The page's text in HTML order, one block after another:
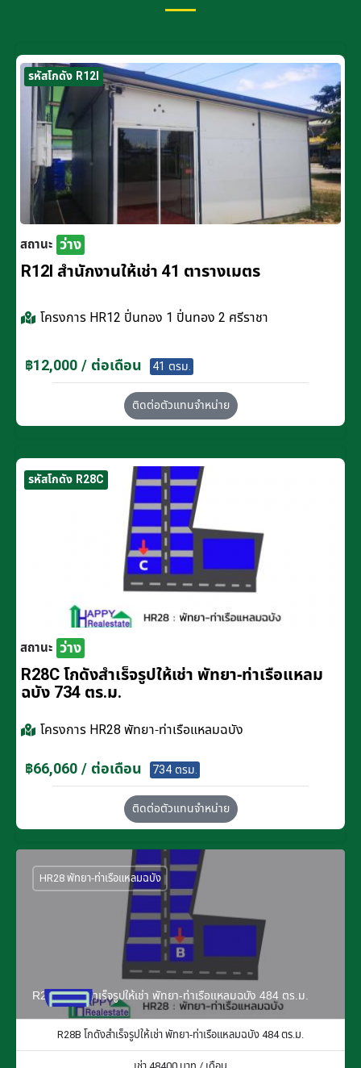
รหัสโกดัง R12I
สถานะ ว่าง
R12I สำนักงานให้เช่า 41 ตารางเมตร
โครงการ HR12 ปิ่นทอง 1 ปิ่นทอง 2 ศรีราชา
฿12,000 / ต่อเดือน 41 ตรม.
ติดต่อตัวแทนจำหน่าย
รหัสโกดัง R28C
สถานะ ว่าง
R28C โกดังสำเร็จรูปให้เช่า พัทยา-ท่าเรือแหลม
ฉบัง 734 ตร.ม.
โครงการ HR28 พัทยา-ท่าเรือแหลมฉบัง
฿66,060 / ต่อเดือน 734 ตรม.
ติดต่อตัวแทนจำหน่าย
R28B โกดังสำเร็จรูปให้เช่า พัทยา-ท่าเรือแหลมฉบัง 484 ตร.ม.
HR28 พัทยา-ท่าเรือแหลมฉบัง
R28B โกดังสำเร็จรูปให้เช่า พัทยา-ท่าเรือแหลมฉบัง 484 ตร.ม.